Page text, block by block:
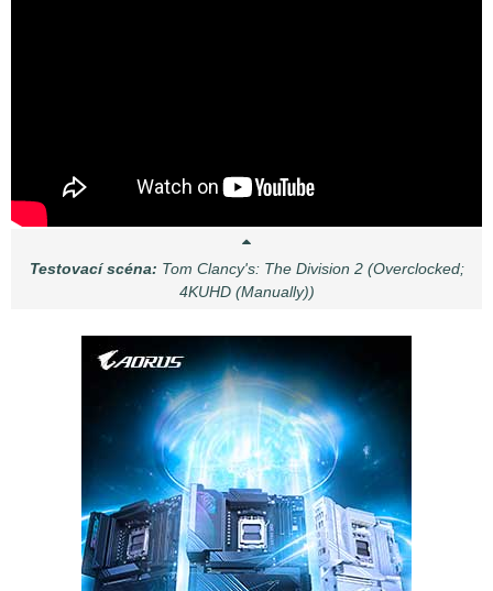
Testovací scéna: Tom Clancy's: The Division 2 (Overclocked;
4KUHD (Manually))